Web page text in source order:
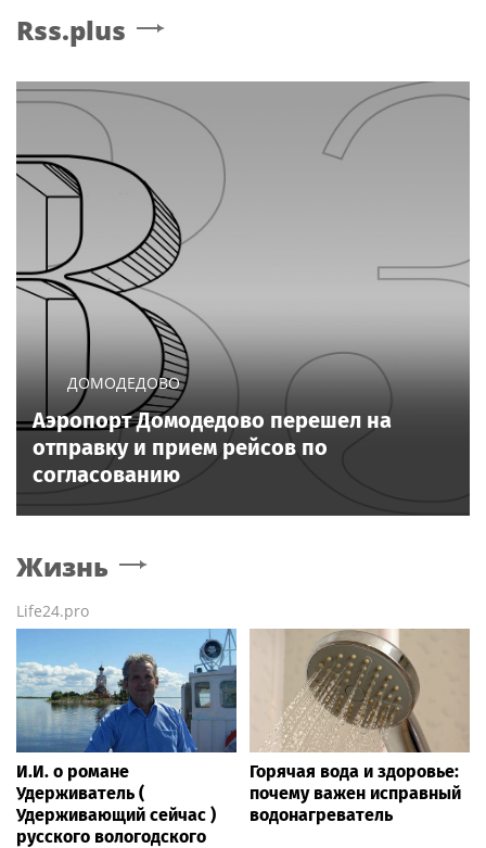
Rss.plus
ДОМОДЕДОВО
Аэропорт Домодедово перешел на
отправку и прием рейсов по
согласованию
Жизнь
Life24.pro
И.И. о романе
Удерживатель (
Удерживающий сейчас )
русского вологодского
Горячая вода и здоровье:
почему важен исправный
водонагреватель